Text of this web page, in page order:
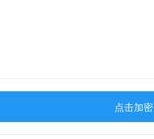
点击加密